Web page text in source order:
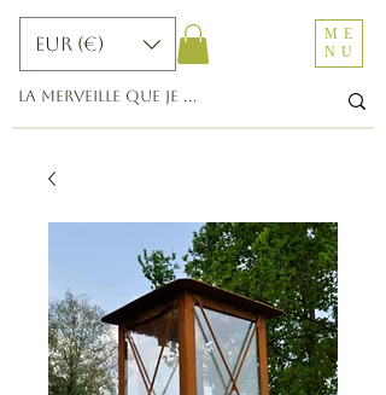
EUR (€)
ME
NU